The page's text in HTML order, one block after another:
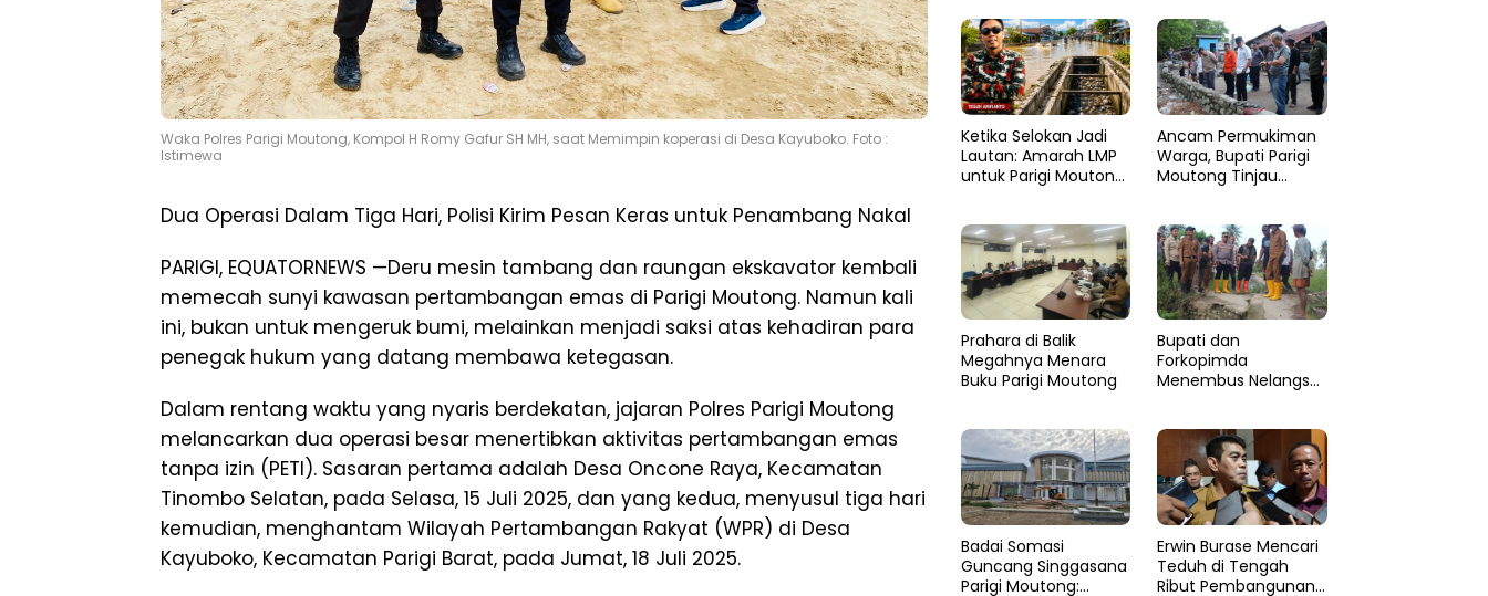
Waka Polres Parigi Moutong, Kompol H Romy Gafur SH MH, saat Memimpin koperasi di Desa Kayuboko. Foto :
Istimewa
Dua Operasi Dalam Tiga Hari, Polisi Kirim Pesan Keras untuk Penambang Nakal
PARIGI, EQUATORNEWS —Deru mesin tambang dan raungan ekskavator kembali
memecah sunyi kawasan pertambangan emas di Parigi Moutong. Namun kali
ini, bukan untuk mengeruk bumi, melainkan menjadi saksi atas kehadiran para
penegak hukum yang datang membawa ketegasan.
Dalam rentang waktu yang nyaris berdekatan, jajaran Polres Parigi Moutong
melancarkan dua operasi besar menertibkan aktivitas pertambangan emas
tanpa izin (PETI). Sasaran pertama adalah Desa Oncone Raya, Kecamatan
Tinombo Selatan, pada Selasa, 15 Juli 2025, dan yang kedua, menyusul tiga hari
kemudian, menghantam Wilayah Pertambangan Rakyat (WPR) di Desa
Kayuboko, Kecamatan Parigi Barat, pada Jumat, 18 Juli 2025.
Ketika Selokan Jadi
Lautan: Amarah LMP
untuk Parigi Moutong
Ancam Permukiman
Warga, Bupati Parigi
Moutong Tinjau
Penanganan Cepat
Prahara di Balik
Megahnya Menara
Buku Parigi Moutong
​Bupati dan
Forkopimda
Menembus Nelangsa
Pemulihan di Altar
Sinergi
Badai Somasi
Guncang Singgasana
Parigi Moutong:
Erwin Burase Mencari
Teduh di Tengah
Ribut Pembangunan